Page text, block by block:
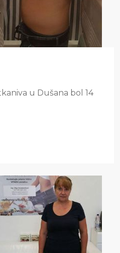
u Dušana bol 14